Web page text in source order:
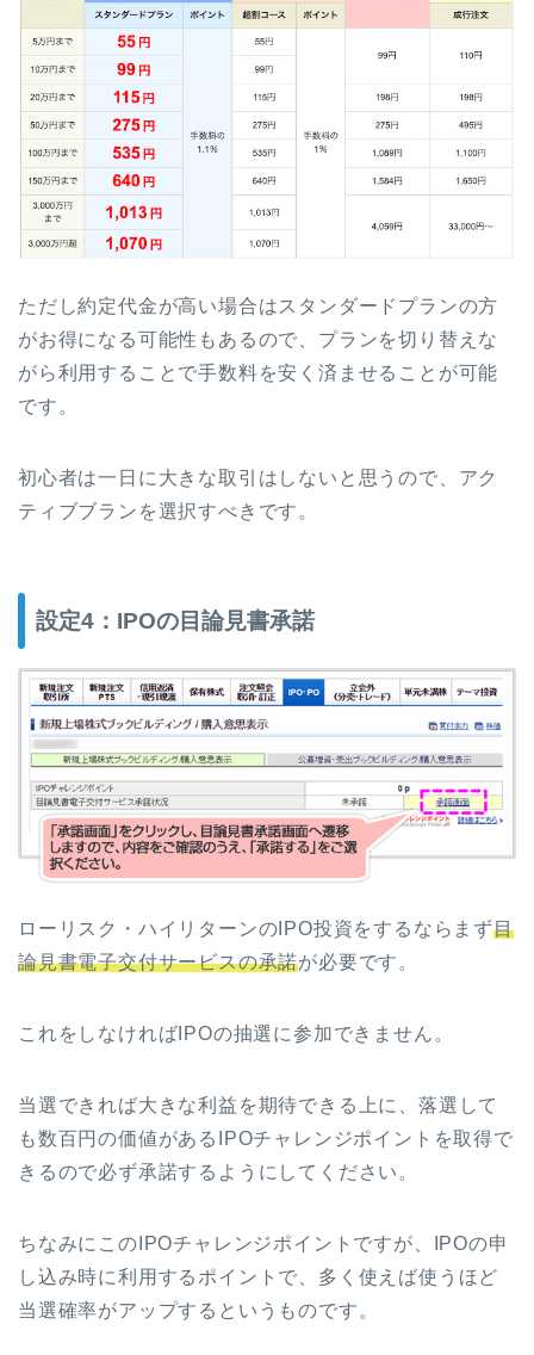
ただし約定代金が高い場合はスタンダードプランの方
がお得になる可能性もあるので、プランを切り替えな
がら利用することで手数料を安く済ませることが可能
です。
初心者は一日に大きな取引はしないと思うので、アク
ティブブランを選択すべきです。
設定4：IPOの目論見書承諾
ローリスク・ハイリターンのIPO投資をするならまず目
論見書電子交付サービスの承諾が必要です。
これをしなければIPOの抽選に参加できません。
当選できれば大きな利益を期待できる上に、落選して
も数百円の価値があるIPOチャレンジポイントを取得で
きるので必ず承諾するようにしてください。
ちなみにこのIPOチャレンジポイントですが、IPOの申
し込み時に利用するポイントで、多く使えば使うほど
当選確率がアップするというものです。